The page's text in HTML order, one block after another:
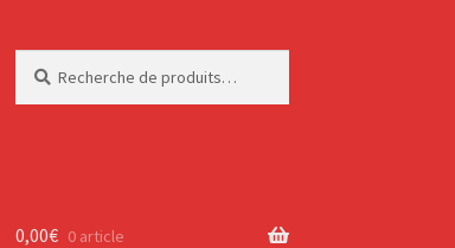
pour :
0,00€ 0 article